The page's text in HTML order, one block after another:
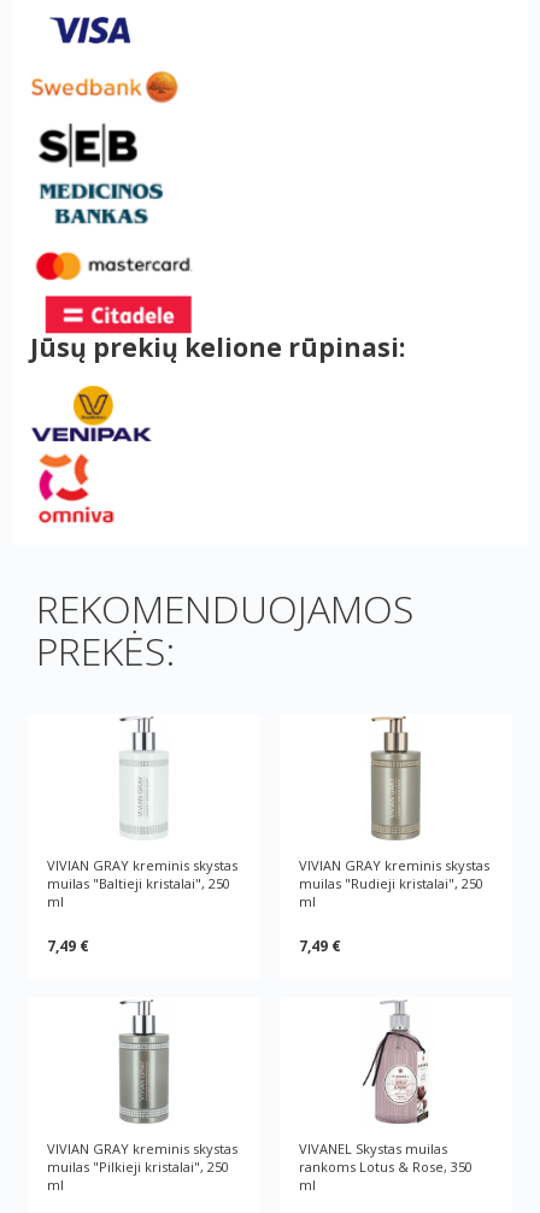
Jūsų prekių kelione rūpinasi:
REKOMENDUOJAMOS
PREKĖS:
VIVIAN GRAY kreminis skystas
muilas "Baltieji kristalai", 250
ml
7,49 €
VIVIAN GRAY kreminis skystas
muilas "Rudieji kristalai", 250
ml
7,49 €
VIVIAN GRAY kreminis skystas
muilas "Pilkieji kristalai", 250
ml
VIVANEL Skystas muilas
rankoms Lotus & Rose, 350
ml